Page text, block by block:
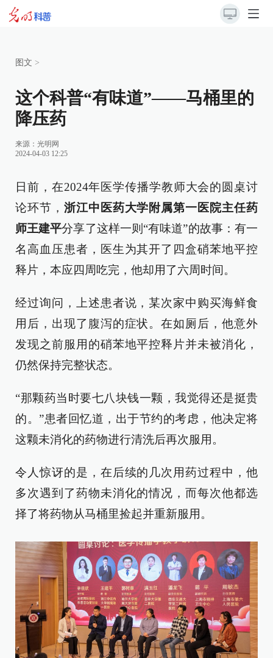
图文 >
这个科普“有味道”——马桶里的
降压药
来源： 光明网
2024-04-03 12:25
日前，在2024年医学传播学教师大会的圆桌讨
论环节， 浙江中医药大学附属第一医院主任药
师王建平分享了这样一则“有味道”的故事：有一
名高血压患者，医生为其开了四盒硝苯地平控
释片，本应四周吃完，他却用了六周时间。
经过询问，上述患者说，某次家中购买海鲜食
用后，出现了腹泻的症状。在如厕后，他意外
发现之前服用的硝苯地平控释片并未被消化，
仍然保持完整状态。
“那颗药当时要七八块钱一颗，我觉得还是挺贵
的。”患者回忆道，出于节约的考虑，他决定将
这颗未消化的药物进行清洗后再次服用。
令人惊讶的是，在后续的几次用药过程中，他
多次遇到了药物未消化的情况，而每次他都选
择了将药物从马桶里捡起并重新服用。